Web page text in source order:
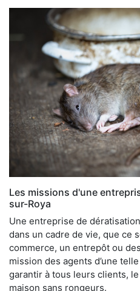
Les missions d'une
sur-Roya
Une entreprise de
dans un cadre de vie, que ce
commerce, un entrepôt ou
mission des agents d’une
garantir à tous leurs clients,
maison sans rongeurs.